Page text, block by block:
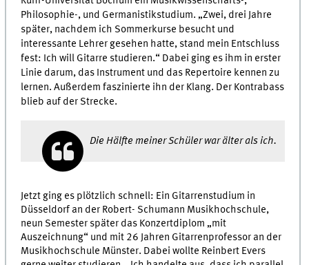
Philosophie-, und Germanistikstudium. „Zwei, drei Jahre
später, nachdem ich Sommerkurse besucht und
interessante Lehrer gesehen hatte, stand mein Entschluss
fest: Ich will Gitarre studieren.“ Dabei ging es ihm in erster
Linie darum, das Instrument und das Repertoire kennen zu
lernen. Außerdem faszinierte ihn der Klang. Der Kontrabass
blieb auf der Strecke.
Die Hälfte meiner Schüler war älter als ich.
Jetzt ging es plötzlich schnell: Ein Gitarrenstudium in
Düsseldorf an der Robert- Schumann Musikhochschule,
neun Semester später das Konzertdiplom „mit
Auszeichnung“ und mit 26 Jahren Gitarrenprofessor an der
Musikhochschule Münster. Dabei wollte Reinbert Evers